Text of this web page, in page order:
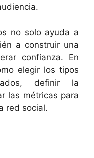
no solo ayuda a
a construir una
confianza. En
elegir los tipos
definir la
las métricas para
red social.